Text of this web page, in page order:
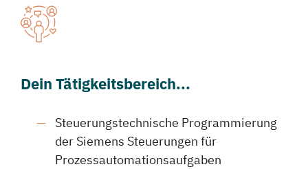
Dein Tätigkeitsbereich...
Steuerungstechnische Programmierung
der Siemens Steuerungen für
Prozessautomationsaufgaben